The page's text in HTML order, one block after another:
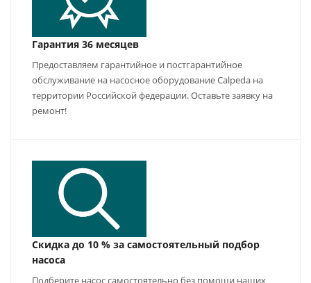
Гарантия 36 месяцев
Предоставляем гарантийное и постгарантийное
обслуживание на насосное оборудование Calpeda на
территории Российской федерации. Оставьте заявку на
ремонт!
Скидка до 10 % за самостоятельный подбор
насоса
Подберите насос самостоятельно без помощи наших